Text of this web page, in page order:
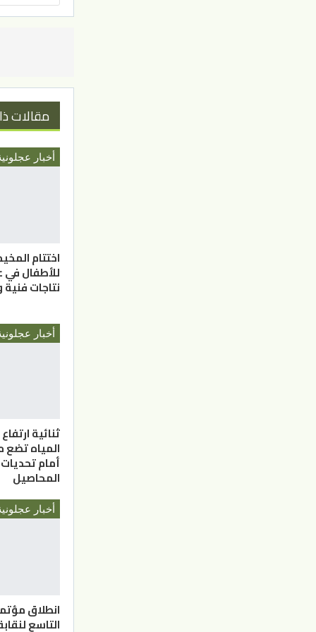
مقالات
أخبار
اختتام
للأطفال
نتاجات فنية
أخبار
ثنائية
المياه تضع
أمام
المحاصيل
أخبار
انطلاق
التاسع